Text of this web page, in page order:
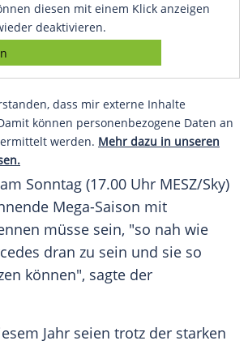
diesen mit einem Klick anzeigen
deaktivieren.
dass mir externe Inhalte
können personenbezogene Daten an
werden. Mehr dazu in unseren
Sonntag (17.00 Uhr MESZ/Sky)
Mega-Saison mit
müsse sein, "so nah wie
dran zu sein und sie so
können", sagte der
Jahr seien trotz der starken